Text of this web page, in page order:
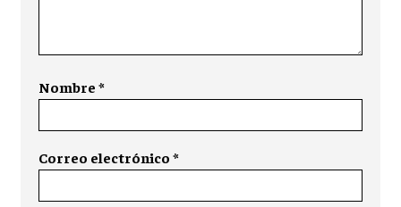
Nombre*
Correo electrónico*